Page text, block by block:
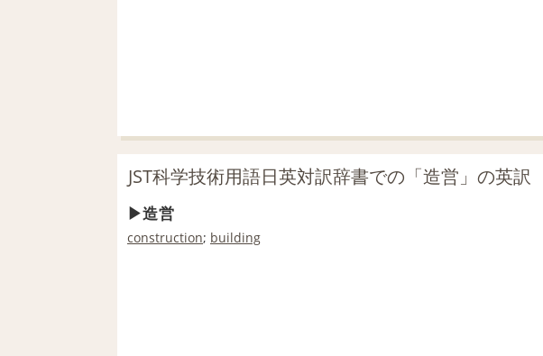
JST科学技術用語日英対訳辞書での「造営」の英訳
造営
construction; building